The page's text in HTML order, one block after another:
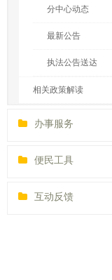
分中心动态
最新公告
执法公告送达
相关政策解读
办事服务
便民工具
互动反馈